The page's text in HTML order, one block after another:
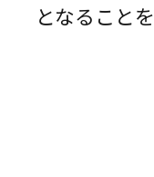
となること